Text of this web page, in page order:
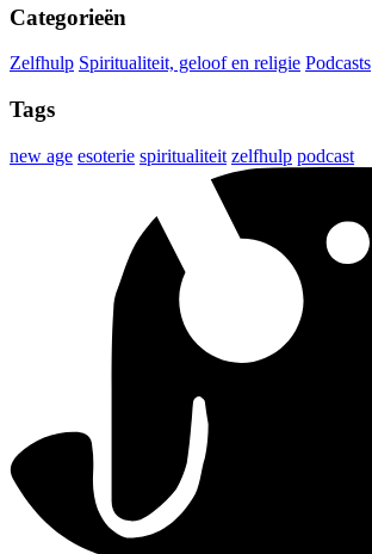
Categorieën
Zelfhulp Spiritualiteit, geloof en religie Podcasts
Tags
new age esoterie spiritualiteit zelfhulp podcast